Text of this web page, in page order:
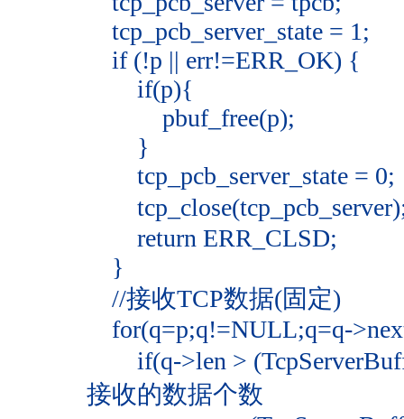
tcp_pcb_server_state = 1;
if (!p || err!=ERR_OK) {
if(p){
pbuf_free(p);
}
tcp_pcb_server_state = 0;
return ERR_CLSD;
}
//接收TCP数据(固定)
for(q=p;q!=NULL;q=q-
if(q->len >
接收的数据个数